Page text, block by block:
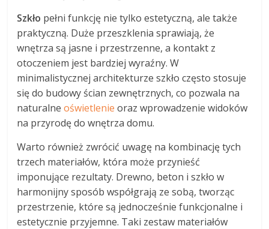
Szkło pełni funkcję nie tylko estetyczną, ale także
praktyczną. Duże przeszklenia sprawiają, że
wnętrza są jasne i przestrzenne, a kontakt z
otoczeniem jest bardziej wyraźny. W
minimalistycznej architekturze szkło często stosuje
się do budowy ścian zewnętrznych, co pozwala na
naturalneoświetlenie oraz wprowadzenie widoków
na przyrodę do wnętrza domu.
Warto również zwrócić uwagę na kombinację tych
trzech materiałów, która może przynieść
imponujące rezultaty. Drewno, beton i szkło w
harmonijny sposób współgrają ze sobą, tworząc
przestrzenie, które są jednocześnie funkcjonalne i
estetycznie przyjemne. Taki zestaw materiałów